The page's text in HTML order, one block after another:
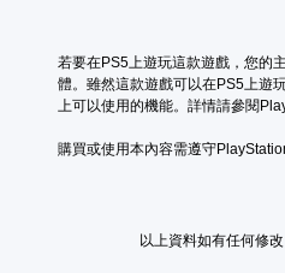
若要在PS5上遊玩這款遊戲，您的
體。雖然這款遊戲可以在PS5上遊
上可以使用的機能。詳情請參閱
購買或使用本內容需遵守
以上資料如有任何修